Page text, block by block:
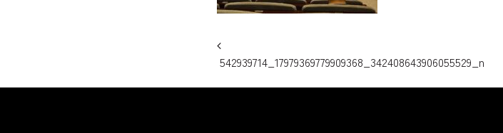
投稿ナビゲーション
542939714_17979369779909368_342408643906055529_n